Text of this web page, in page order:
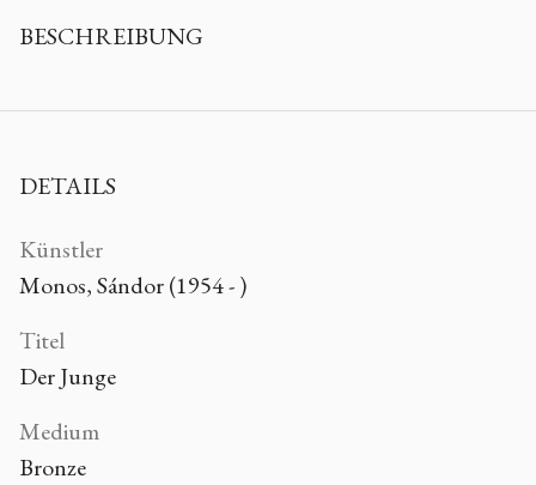
BESCHREIBUNG
DETAILS
Künstler
Monos, Sándor (1954 - )
Titel
Der Junge
Medium
Bronze